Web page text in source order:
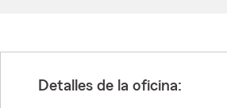
Detalles de la oficina: